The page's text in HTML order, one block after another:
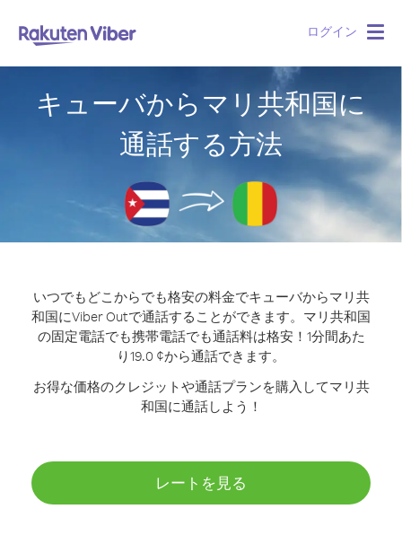
ログイン
キューバからマリ共和国に
通話する方法
いつでもどこからでも格安の料金でキューバからマリ共
和国にViber Outで通話することができます。 マリ共和国
の固定電話でも携帯電話でも通話料は格安！1分間あた
り19.0 ¢から通話できます。
お得な価格のクレジットや通話プランを購入してマリ共
和国に通話しよう！
レートを見る